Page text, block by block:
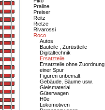
Praline
Preiser
Reitz
Rietze
Rivarossi
Roco
Autos
Bauteile , Zurüstteile
Digitaltechnik
Ersatzteile
Ersatzteile ohne Zuordnung
einer Spur
Figuren unbemalt
Gebäude, Bäume usw.
Gleismaterial
Güterwagen
H0e
Lokomotiven